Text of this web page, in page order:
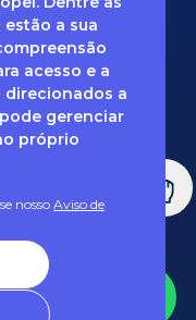
a sua
acesso e a
a
gerenciar
próprio
nosso Aviso de
e LGPD, entre em
via e-mail: